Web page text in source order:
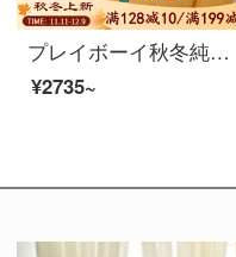
プレイボーイ秋冬純綿子供冬の毛磨き純綿4点セット漫画男の子と女の子のシーツ布団カバーカバーカバーシングルベッド用品3点セット風恐竜1.5 mベッドカバー4点セット
¥2735~